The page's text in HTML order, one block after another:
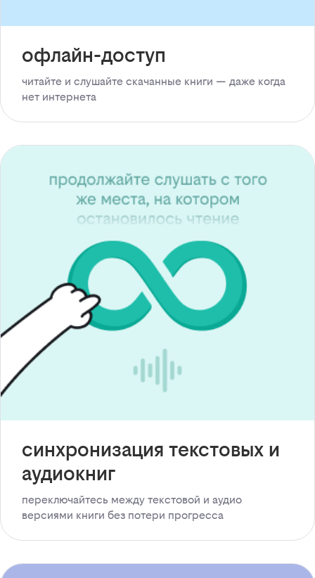
офлайн-доступ
читайте и слушайте скачанные книги — даже когда
нет интернета
синхронизация текстовых и
аудиокниг
переключайтесь между текстовой и аудио
версиями книги без потери прогресса